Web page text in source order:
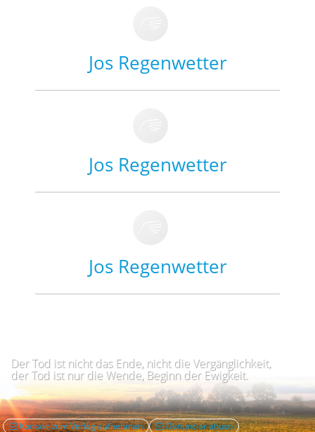
Jos Regenwetter
Jos Regenwetter
Jos Regenwetter
Der Tod ist nicht das Ende, nicht die Vergänglichkeit,
der Tod ist nur die Wende, Beginn der Ewigkeit.
Kontakt zum Verlag aufnehmen Denunciar abuso